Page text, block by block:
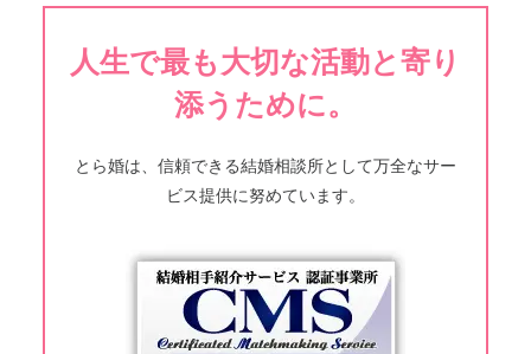
人生で最も大切な活動と寄り
添うために。
とら婚は、信頼できる結婚相談所として万全なサー
ビス提供に努めています。